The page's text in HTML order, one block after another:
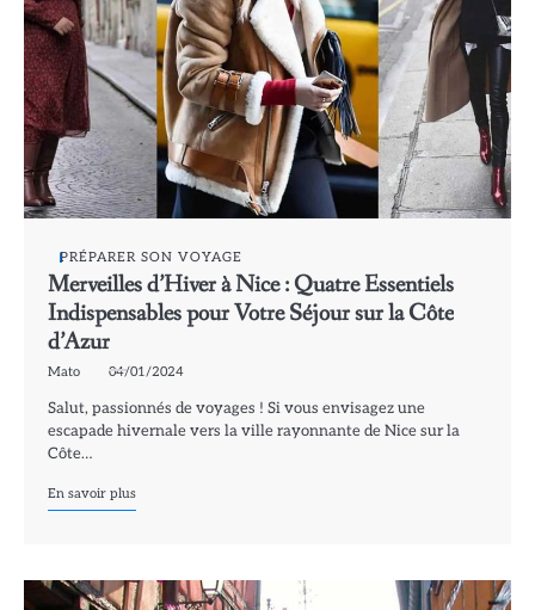
PRÉPARER SON VOYAGE
Merveilles d’Hiver à Nice : Quatre Essentiels
Indispensables pour Votre Séjour sur la Côte
d’Azur
Mato 04/01/2024
Salut, passionnés de voyages ! Si vous envisagez une
escapade hivernale vers la ville rayonnante de Nice sur la
Côte…
En savoir plus